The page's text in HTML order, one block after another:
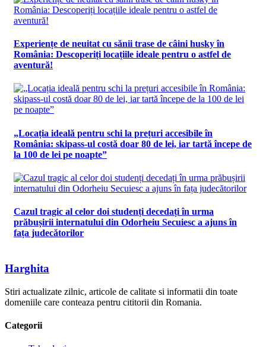
Experiențe de neuitat cu sănii trase de câini husky în
România: Descoperiți locațiile ideale pentru o astfel de
aventură!
„Locația ideală pentru schi la prețuri accesibile în
România: skipass-ul costă doar 80 de lei, iar tartă începe de
la 100 de lei pe noapte”
Cazul tragic al celor doi studenți decedați în urma
prăbușirii internatului din Odorheiu Secuiesc a ajuns în
fața judecătorilor
Harghita
Stiri actualizate zilnic, articole de calitate si informatii din toate
domeniile care conteaza pentru cititorii din Romania.
Categorii